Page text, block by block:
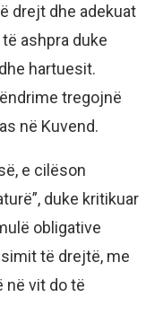
drejt dhe adekuat
ashpra duke
hartuesit.
tregojnë
në Kuvend.
e cilëson
duke kritikuar
obligative
të drejtë, me
në vit do të